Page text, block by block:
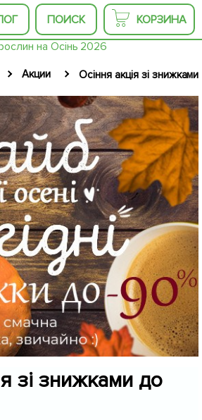
ПОИСК КОРЗИНА
Акции Осіння акція зі
зі знижками до